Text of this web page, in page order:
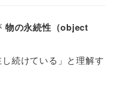
物の永続性（object
続けている」と理解す